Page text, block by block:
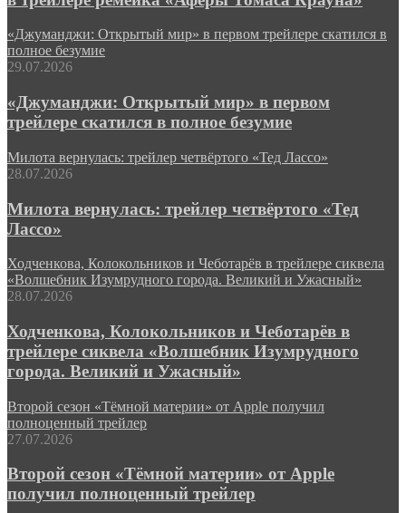
«Джуманджи: Открытый мир» в первом трейлере скатился в
полное безумие
29.07.2026
«Джуманджи: Открытый мир» в первом
трейлере скатился в полное безумие
Милота вернулась: трейлер четвёртого «Тед Лассо»
28.07.2026
Милота вернулась: трейлер четвёртого «Тед
Лассо»
Ходченкова, Колокольников и Чеботарёв в трейлере сиквела
«Волшебник Изумрудного города. Великий и Ужасный»
28.07.2026
Ходченкова, Колокольников и Чеботарёв в
трейлере сиквела «Волшебник Изумрудного
города. Великий и Ужасный»
Второй сезон «Тёмной материи» от Apple получил
полноценный трейлер
27.07.2026
Второй сезон «Тёмной материи» от Apple
получил полноценный трейлер